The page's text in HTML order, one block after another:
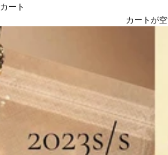
カート
カートが